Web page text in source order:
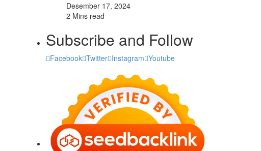
Desember 17, 2024
2 Mins read
Subscribe and Follow
Facebook Twitter Instagram Youtube